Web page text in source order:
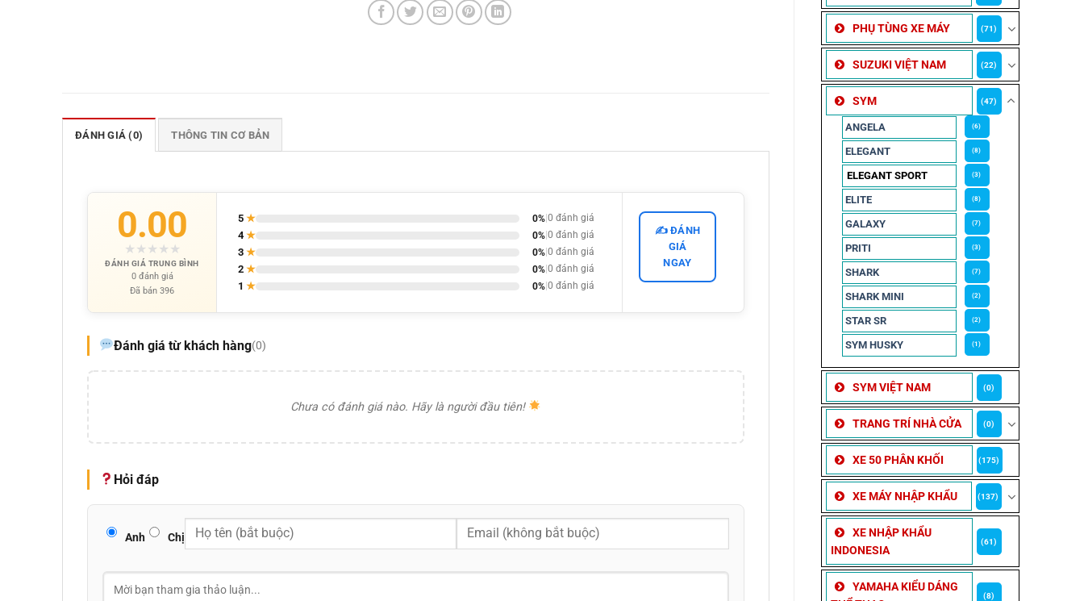
PHỤ TÙNG XE MÁY (71)
SUZUKI VIỆT NAM (22)
SYM (47)
ANGELA (6)
ELEGANT (8)
ELEGANT SPORT (3)
ELITE (8)
GALAXY (7)
PRITI (3)
SHARK (7)
SHARK MINI (2)
STAR SR (2)
SYM HUSKY (1)
SYM VIỆT NAM (0)
TRANG TRÍ NHÀ CỬA (0)
XE 50 PHÂN KHỐI (175)
XE MÁY NHẬP KHẨU (137)
XE NHẬP KHẨU
INDONESIA
(61)
YAMAHA KIỂU DÁNG
(8)
ĐÁNH GIÁ (0) THÔNG TIN CƠ BẢN
0.00
★ ★ ★ ★ ★
ĐÁNH GIÁ TRUNG BÌNH
0 đánh giá
Đã bán 396
5 ★ 0%| 0 đánh giá
4★ 0%| 0 đánh giá
3 ★ 0%| 0 đánh giá
2 ★ 0%| 0 đánh giá
1 ★ 0%| 0 đánh giá
✍️ ĐÁNH
GIÁ
NGAY
Đánh giá từ khách hàng(0)
Chưa có đánh giá nào. Hãy là người đầu tiên!
Hỏi đáp
Anh Chị